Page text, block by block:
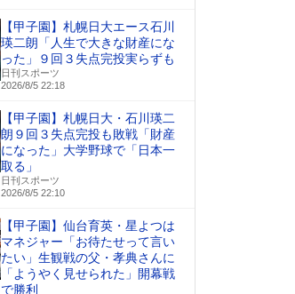
【甲子園】札幌日大エース石川
瑛二朗「人生で大きな財産にな
った」９回３失点完投実らずも
日刊スポーツ
2026/8/5 22:18
【甲子園】札幌日大・石川瑛二
朗９回３失点完投も敗戦「財産
になった」大学野球で「日本一
取る」
日刊スポーツ
2026/8/5 22:10
【甲子園】仙台育英・星よつは
マネジャー「お待たせって言い
たい」生観戦の父・孝典さんに
「ようやく見せられた」開幕戦
で勝利